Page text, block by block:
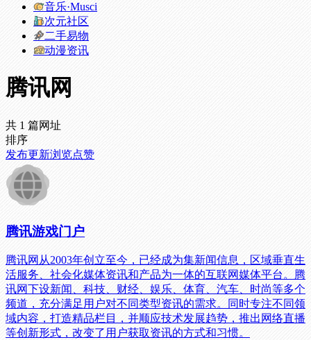
音乐·Musci
次元社区
二手易物
动漫资讯
腾讯网
共 1 篇网址
排序
发布更新浏览点赞
腾讯游戏门户
腾讯网从2003年创立至今，已经成为集新闻信息，区域垂直生
活服务、社会化媒体资讯和产品为一体的互联网媒体平台。腾
讯网下设新闻、科技、财经、娱乐、体育、汽车、时尚等多个
频道，充分满足用户对不同类型资讯的需求。同时专注不同领
域内容，打造精品栏目，并顺应技术发展趋势，推出网络直播
等创新形式，改变了用户获取资讯的方式和习惯。